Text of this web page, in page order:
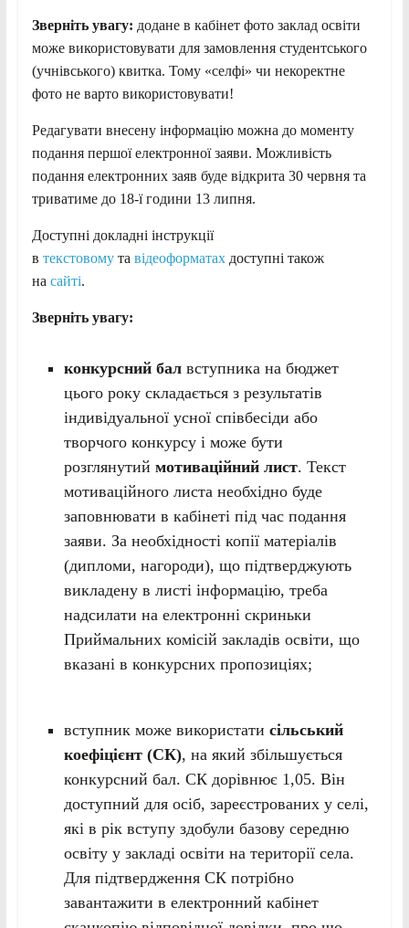
Зверніть увагу: додане в кабінет фото заклад освіти
може використовувати для замовлення студентського
(учнівського) квитка. Тому «селфі» чи некоректне
фото не варто використовувати!
Редагувати внесену інформацію можна до моменту
подання першої електронної заяви. Можливість
подання електронних заяв буде відкрита 30 червня та
триватиме до 18-ї години 13 липня.
Доступні докладні інструкції
в текстовомута відеоформатахдоступні також
на сайті.
Зверніть увагу:
конкурсний балвступника на бюджет
цього року складається з результатів
індивідуальної усної співбесіди або
творчого конкурсу і може бути
розглянутий мотиваційний лист. Текст
мотиваційного листа необхідно буде
заповнювати в кабінеті під час подання
заяви. За необхідності копії матеріалів
(дипломи, нагороди), що підтверджують
викладену в листі інформацію, треба
надсилати на електронні скриньки
Приймальних комісій закладів освіти, що
вказані в конкурсних пропозиціях;
вступник може використати сільський
коефіцієнт (СК), на який збільшується
конкурсний бал. СК дорівнює 1,05. Він
доступний для осіб, зареєстрованих у селі,
які в рік вступу здобули базову середню
освіту у закладі освіти на території села.
Для підтвердження СК потрібно
завантажити в електронний кабінет